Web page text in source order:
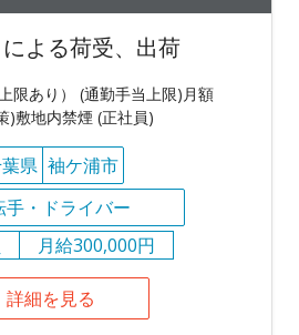
よる荷受、出荷
限あり） (通勤手当上限)月額
)敷地内禁煙 (正社員)
県 袖ケ浦市
手・ドライバー
月給300,000円
詳細を見る